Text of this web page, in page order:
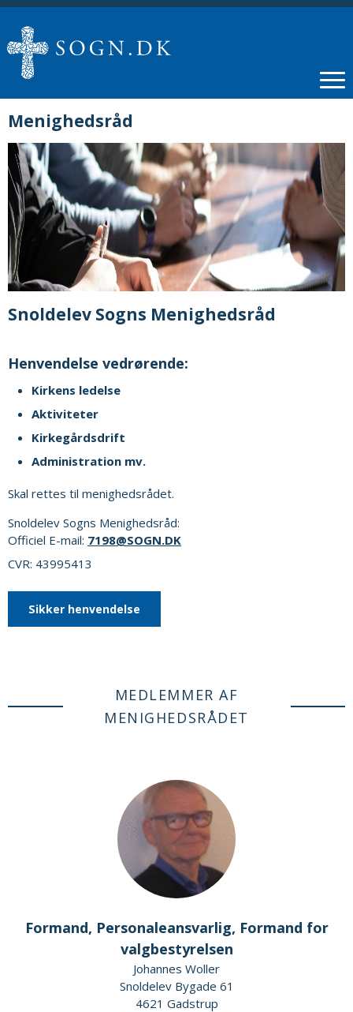
Menighedsråd
Snoldelev Sogns Menighedsråd
Henvendelse vedrørende:
Kirkens ledelse
Aktiviteter
Kirkegårdsdrift
Administration mv.
Skal rettes til menighedsrådet.
Snoldelev Sogns Menighedsråd:
Officiel E-mail: 7198@SOGN.DK
CVR: 43995413
Sikker henvendelse
MEDLEMMER AF
MENIGHEDSRÅDET
Formand, Personaleansvarlig, Formand for
valgbestyrelsen
Johannes Woller
Snoldelev Bygade 61
4621 Gadstrup